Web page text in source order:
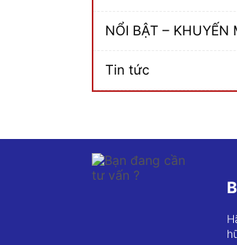
NỔI BẬT – KHUYẾN
Tin tức